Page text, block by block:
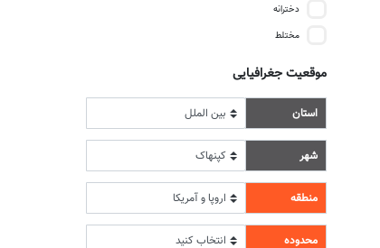
دخترانه
مختلط
موقعیت جغرافیایی
استان
شهر
منطقه
محدوده